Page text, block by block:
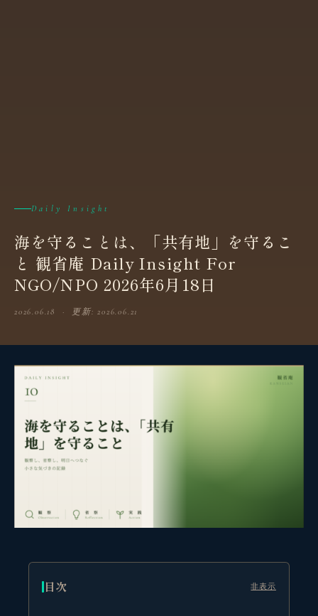
Daily Insight
海を守ることは、「共有地」を守るこ
と 観省庵 Daily Insight For
NGO/NPO 2026年6月18日
2026.06.18 · 更新: 2026.06.21
目次 非表示